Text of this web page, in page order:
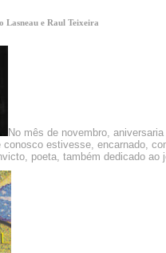
Lasneau e Raul Teixeira
No mês de novembro,
conosco estivesse, encarnado,
poeta, também dedicado ao